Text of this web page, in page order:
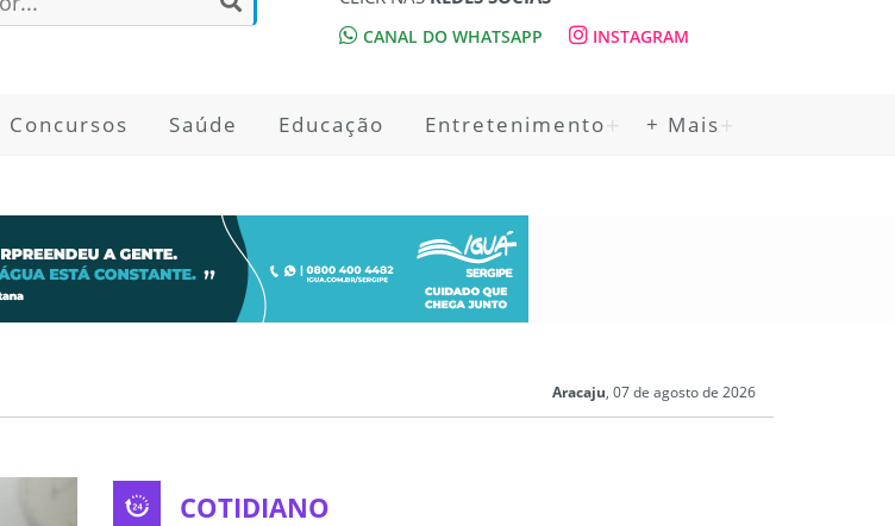
CANAL DO WHATSAPP INSTAGRAM
Concursos Saúde Educação Entretenimento + Mais
Aracaju, 07 de agosto de 2026
COTIDIANO